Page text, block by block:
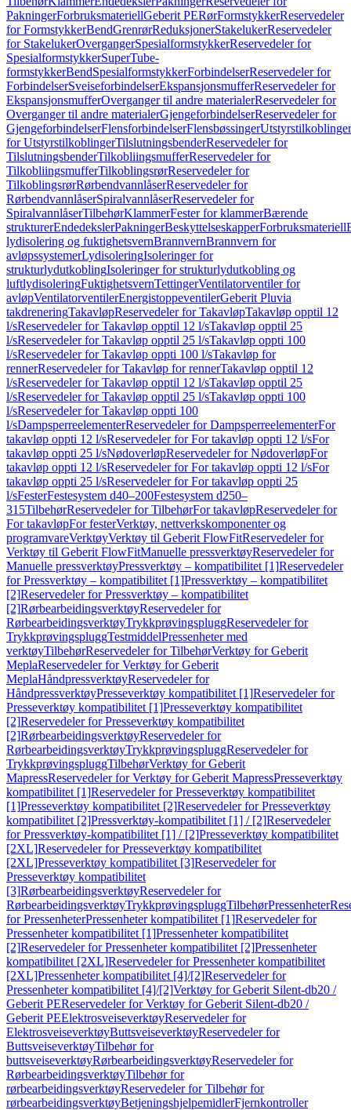
PakningerForbruksmateriellGeberit PERørFormstykkerReservedeler
for FormstykkerBendGrenrørReduksjonerStakelukerReservedeler
for StakelukerOvergangerSpesialformstykkerReservedeler for
SpesialformstykkerSuperTube-
formstykkerBendSpesialformstykkerForbindelserReservedeler for
ForbindelserSveiseforbindelserEkspansjonsmufferReservedeler for
EkspansjonsmufferOverganger til andre materialerReservedeler for
Overganger til andre materialerGjengeforbindelserReservedeler for
GjengeforbindelserFlensforbindelserFlensbøssingerUtstyrstilkoblinger
for UtstyrstilkoblingerTilslutningsbenderReservedeler for
TilslutningsbenderTilkobliingsmufferReservedeler for
TilkobliingsmufferTilkoblingsrørReservedeler for
TilkoblingsrørRørbendvannlåserReservedeler for
RørbendvannlåserSpiralvannlåserReservedeler for
SpiralvannlåserTilbehørKlammerFester for klammerBærende
strukturerEndedekslerPakningerBeskyttelseskapperForbruksmateriell
lydisolering og fuktighetsvernBrannvernBrannvern for
avløpssystemerLydisoleringIsoleringer for
strukturlydutkoblingIsoleringer for strukturlydutkobling og
luftlydisoleringFuktighetsvernTettingerVentilatorventiler for
avløpVentilatorventilerEnergistoppeventilerGeberit Pluvia
takdreneringTakavløpReservedeler for TakavløpTakavløp opptil 12
l/sReservedeler for Takavløp opptil 12 l/sTakavløp opptil 25
l/sReservedeler for Takavløp opptil 25 l/sTakavløp oppti 100
l/sReservedeler for Takavløp oppti 100 l/sTakavløp for
rennerReservedeler for Takavløp for rennerTakavløp opptil 12
l/sReservedeler for Takavløp opptil 12 l/sTakavløp opptil 25
l/sReservedeler for Takavløp opptil 25 l/sTakavløp oppti 100
l/sReservedeler for Takavløp oppti 100
l/sDampsperreelementerReservedeler for DampsperreelementerFor
takavløp oppti 12 l/sReservedeler for For takavløp oppti 12 l/sFor
takavløp oppti 25 l/sNødoverløpReservedeler for NødoverløpFor
takavløp oppti 12 l/sReservedeler for For takavløp oppti 12 l/sFor
takavløp oppti 25 l/sReservedeler for For takavløp oppti 25
l/sFesterFestesystem d40–200Festesystem d250–
315TilbehørReservedeler for TilbehørFor takavløpReservedeler for
For takavløpFor festerVerktøy, nettverkskomponenter og
programvareVerktøyVerktøy til Geberit FlowFitReservedeler for
Verktøy til Geberit FlowFitManuelle pressverktøyReservedeler for
Manuelle pressverktøyPressverktøy – kompatibilitet [1]Reservedeler
for Pressverktøy – kompatibilitet [1]Pressverktøy – kompatibilitet
[2]Reservedeler for Pressverktøy – kompatibilitet
[2]RørbearbeidingsverktøyReservedeler for
RørbearbeidingsverktøyTrykkprøvingspluggReservedeler for
TrykkprøvingspluggTestmiddelPressenheter med
verktøyTilbehørReservedeler for TilbehørVerktøy for Geberit
MeplaReservedeler for Verktøy for Geberit
MeplaHåndpressverktøyReservedeler for
HåndpressverktøyPresseverktøy kompatibilitet [1]Reservedeler for
Presseverktøy kompatibilitet [1]Presseverktøy kompatibilitet
[2]Reservedeler for Presseverktøy kompatibilitet
[2]RørbearbeidingsverktøyReservedeler for
RørbearbeidingsverktøyTrykkprøvingspluggReservedeler for
TrykkprøvingspluggTilbehørVerktøy for Geberit
MapressReservedeler for Verktøy for Geberit MapressPresseverktøy
kompatibilitet [1]Reservedeler for Presseverktøy kompatibilitet
[1]Presseverktøy kompatibilitet [2]Reservedeler for Presseverktøy
kompatibilitet [2]Pressverktøy-kompatibilitet [1] / [2]Reservedeler
for Pressverktøy-kompatibilitet [1] / [2]Presseverktøy kompatibilitet
[2XL]Reservedeler for Presseverktøy kompatibilitet
[2XL]Presseverktøy kompatibilitet [3]Reservedeler for
Presseverktøy kompatibilitet
[3]RørbearbeidingsverktøyReservedeler for
RørbearbeidingsverktøyTrykkprøvingspluggTilbehørPressenheter
for PressenheterPressenheter kompatibilitet [1]Reservedeler for
Pressenheter kompatibilitet [1]Pressenheter kompatibilitet
[2]Reservedeler for Pressenheter kompatibilitet [2]Pressenheter
kompatibilitet [2XL]Reservedeler for Pressenheter kompatibilitet
[2XL]Pressenheter kompatibilitet [4]/[2]Reservedeler for
Pressenheter kompatibilitet [4]/[2]Verktøy for Geberit Silent-db20 /
Geberit PEReservedeler for Verktøy for Geberit Silent-db20 /
Geberit PEElektrosveiseverktøyReservedeler for
ElektrosveiseverktøyButtsveiseverktøyReservedeler for
ButtsveiseverktøyTilbehør for
buttsveiseverktøyRørbearbeidingsverktøyReservedeler for
RørbearbeidingsverktøyTilbehør for
rørbearbeidingsverktøyReservedeler for Tilbehør for
rørbearbeidingsverktøyBetjeningshjelpemidlerFjernkontroller